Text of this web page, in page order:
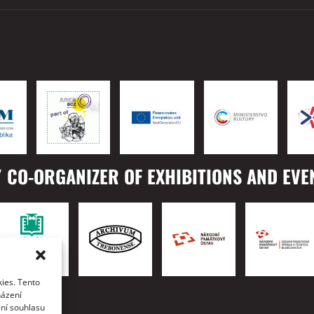
Tento
souhlasu
ORGANIZER OF EXHIBITIONS AND